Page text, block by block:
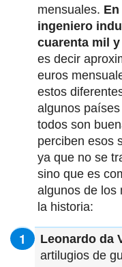
mensuales.
ingeniero
cuarenta mil
es decir
euros
estos
algunos
todos son
perciben esos
ya que no se
sino que es
algunos de los
la historia:
Leonardo da
artilugios de